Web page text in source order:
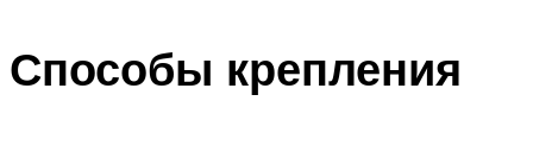
Способы крепления